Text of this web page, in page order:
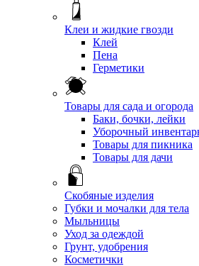
Клеи и жидкие гвозди
Клей
Пена
Герметики
Товары для сада и огорода
Баки, бочки, лейки
Уборочный
Товары для пикника
Товары для дачи
Скобяные изделия
Губки и мочалки для тела
Мыльницы
Уход за одеждой
Грунт, удобрения
Косметички